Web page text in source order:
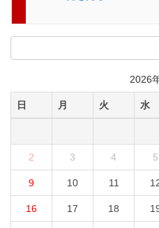
2026
日 月 火 水
2 3 4 5
9 10 11
16 17 18